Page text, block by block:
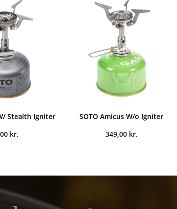
Stealth Igniter
kr.
SOTO Amicus W/o Igniter
349,00 kr.